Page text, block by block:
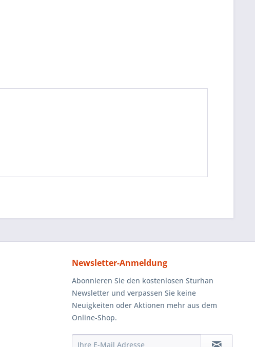
Newsletter-Anmeldung
Abonnieren Sie den kostenlosen Sturhan
Newsletter und verpassen Sie keine
Neuigkeiten oder Aktionen mehr aus dem
Online-Shop.